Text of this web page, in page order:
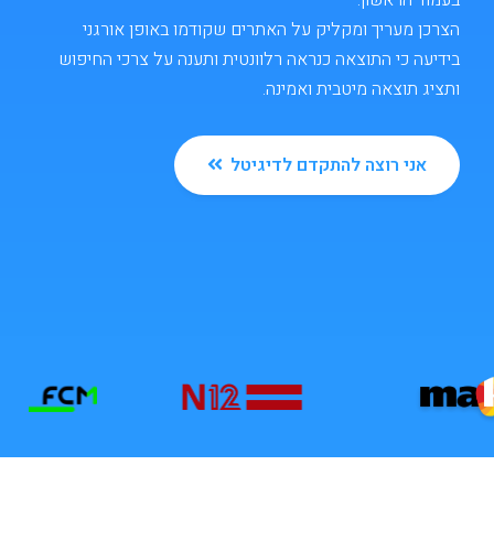
הצרכן מעריך ומקליק על האתרים שקודמו באופן אורגני
בידיעה כי התוצאה כנראה רלוונטית ותענה על צרכי החיפוש
ותציג תוצאה מיטבית ואמינה.
אני רוצה להתקדם לדיגיטל